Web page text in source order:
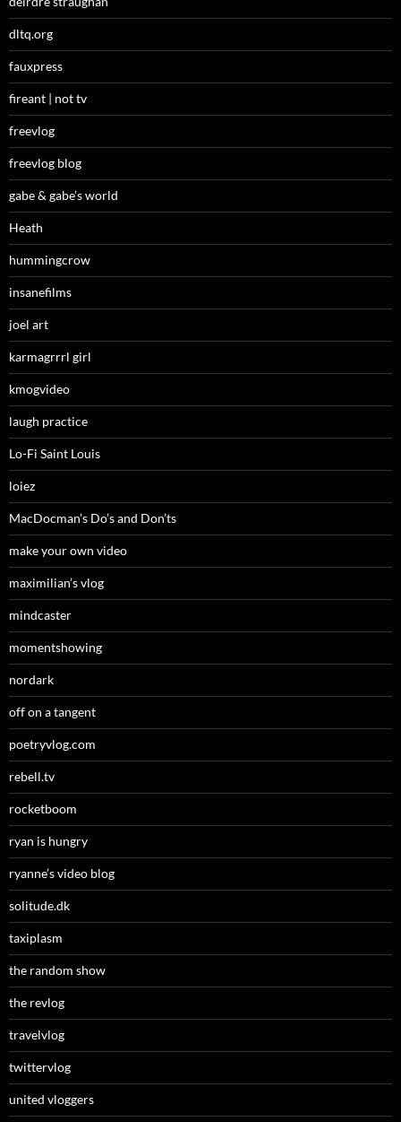
dltq.org
fauxpress
fireant | not tv
freevlog
freevlog blog
gabe & gabe’s world
Heath
hummingcrow
insanefilms
joel art
karmagrrrl girl
kmogvideo
laugh practice
Lo-Fi Saint Louis
loiez
MacDocman’s Do’s and Don’ts
make your own video
maximilian’s vlog
mindcaster
momentshowing
nordark
off on a tangent
poetryvlog.com
rebell.tv
rocketboom
ryan is hungry
ryanne’s video blog
solitude.dk
taxiplasm
the random show
the revlog
travelvlog
twittervlog
united vloggers